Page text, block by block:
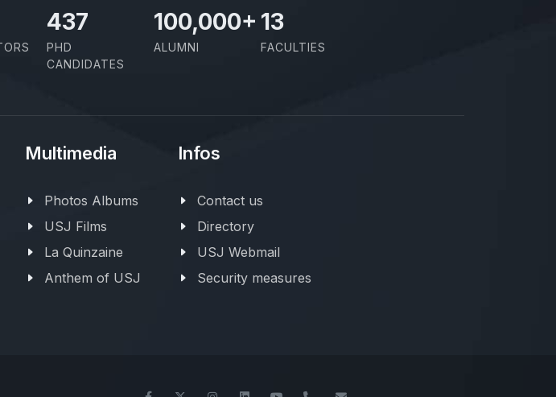
437
PHD
CANDIDATES
100,000+
ALUMNI
13
FACULTIES
Multimedia
Photos Albums
USJ Films
La Quinzaine
Anthem of USJ
Infos
Contact us
Directory
USJ Webmail
Security measures